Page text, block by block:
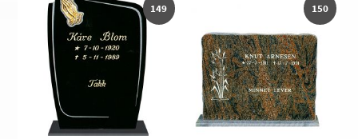
149 150